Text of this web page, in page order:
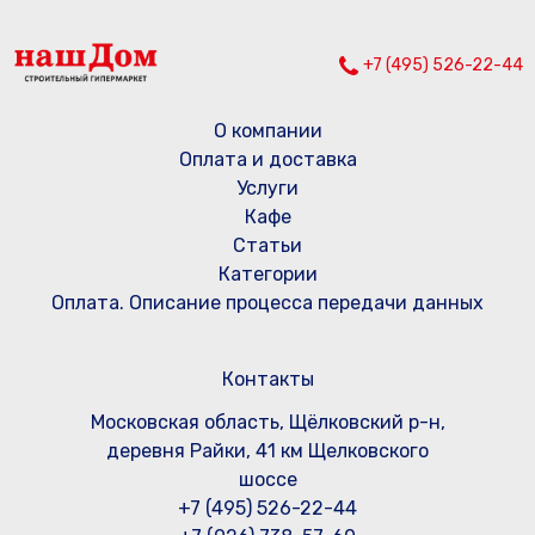
+7 (495) 526-22-44
О компании
Оплата и доставка
Услуги
Кафе
Статьи
Категории
Оплата. Описание процесса передачи данных
Контакты
Московская область, Щёлковский р-н,
деревня Райки, 41 км Щелковского
шоссе
+7 (495) 526-22-44